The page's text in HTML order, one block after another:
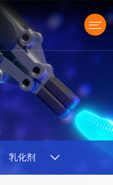
产品中心
乳化剂